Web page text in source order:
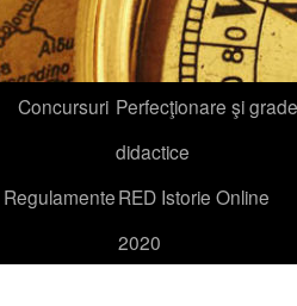
Concursuri Perfecţionare şi grade
didactice
RegulamenteRED Istorie Online
2020